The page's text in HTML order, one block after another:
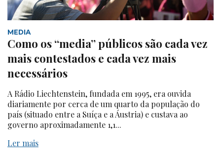
MEDIA
Como os “media” públicos são cada vez
mais contestados e cada vez mais
necessários
A Rádio Liechtenstein, fundada em 1995, era ouvida
diariamente por cerca de um quarto da população do
país (situado entre a Suíça e a Áustria) e custava ao
governo aproximadamente 1,1...
Ler mais